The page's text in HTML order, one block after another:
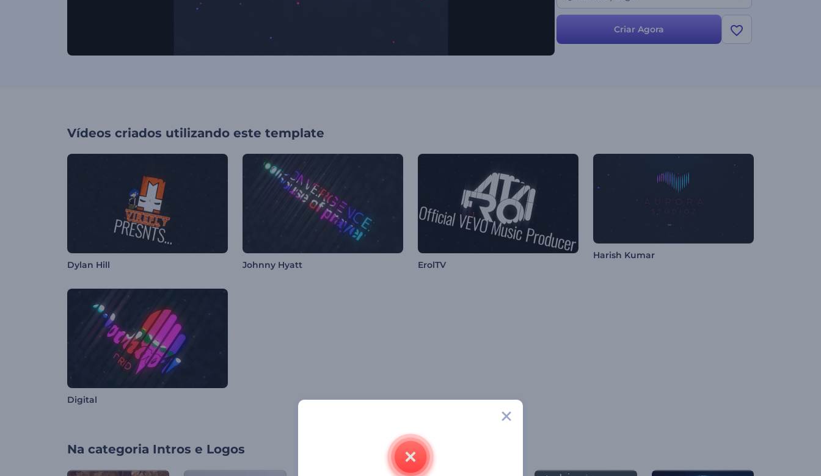
Criar Agora
Vídeos criados utilizando este template
Dylan Hill Johnny Hyatt ErolTV
Harish Kumar
Digital
Na categoria Intros e Logos